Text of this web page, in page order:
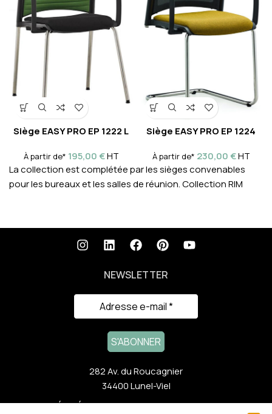
Siège EASY PRO EP 1222 L
À partir de* 195,00€HT
Siège EASY PRO EP 1224
À partir de* 230,00€HT
La collection est complétée par les sièges convenables
pour les bureaux et les salles de réunion. Collection RIM
NEWSLETTER
282 Av. du Roucagnier
34400 Lunel-Viel
ACTUALITÉS RÉCENTES